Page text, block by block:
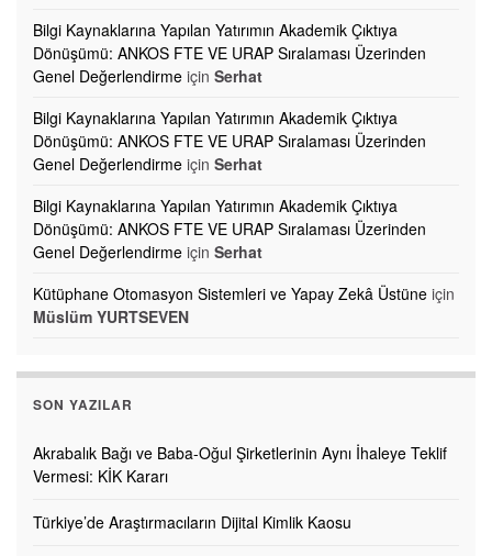
Bilgi Kaynaklarına Yapılan Yatırımın Akademik Çıktıya
Dönüşümü: ANKOS FTE VE URAP Sıralaması Üzerinden
Genel Değerlendirme için Serhat
Bilgi Kaynaklarına Yapılan Yatırımın Akademik Çıktıya
Dönüşümü: ANKOS FTE VE URAP Sıralaması Üzerinden
Genel Değerlendirme için Serhat
Bilgi Kaynaklarına Yapılan Yatırımın Akademik Çıktıya
Dönüşümü: ANKOS FTE VE URAP Sıralaması Üzerinden
Genel Değerlendirme için Serhat
Kütüphane Otomasyon Sistemleri ve Yapay Zekâ Üstüne için
Müslüm YURTSEVEN
SON YAZILAR
Akrabalık Bağı ve Baba-Oğul Şirketlerinin Aynı İhaleye Teklif
Vermesi: KİK Kararı
Türkiye’de Araştırmacıların Dijital Kimlik Kaosu